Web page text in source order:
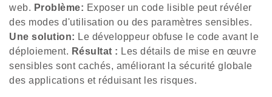
web. Problème: Exposer un code lisible peut révéler
des modes d'utilisation ou des paramètres sensibles.
Une solution: Le développeur obfuse le code avant le
déploiement. Résultat : Les détails de mise en œuvre
sensibles sont cachés, améliorant la sécurité globale
des applications et réduisant les risques.